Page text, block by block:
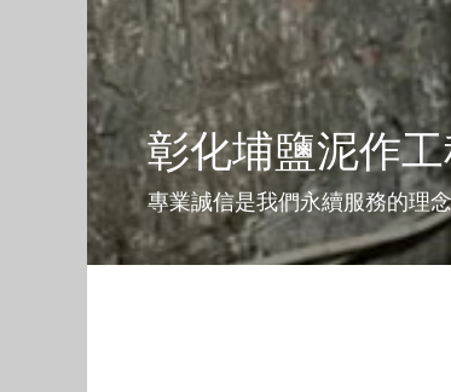
彰化埔鹽泥作
專業誠信是我們永續服務的理念